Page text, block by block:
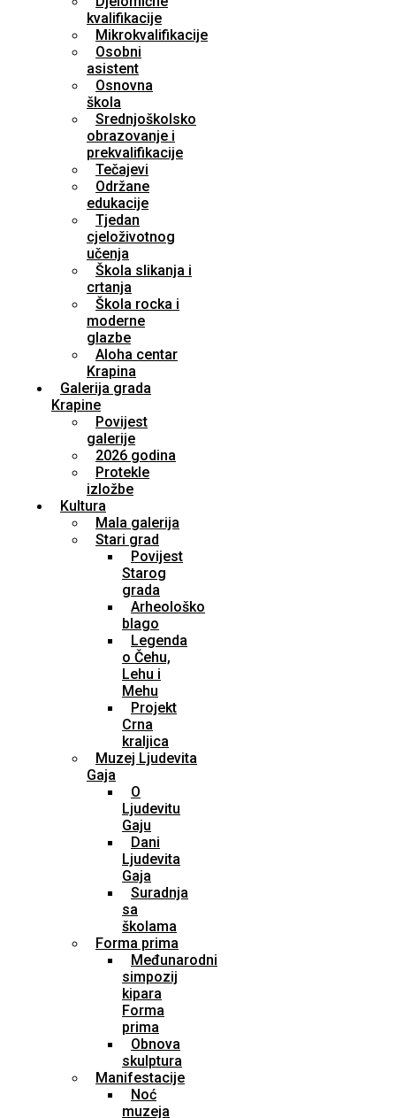
kvalifikacije
Mikrokvalifikacije
Osobni
asistent
Osnovna
škola
Srednjoškolsko
obrazovanje i
prekvalifikacije
Tečajevi
Održane
edukacije
Tjedan
cjeloživotnog
učenja
Škola slikanja i
crtanja
Škola rocka i
moderne
glazbe
Aloha centar
Krapina
Galerija grada
Krapine
Povijest
galerije
2026 godina
Protekle
izložbe
Kultura
Mala galerija
Stari grad
Povijest
Starog
grada
Arheološko
blago
Legenda
o Čehu,
Lehu i
Mehu
Projekt
Crna
kraljica
Muzej Ljudevita
Gaja
O
Ljudevitu
Gaju
Dani
Ljudevita
Gaja
Suradnja
sa
školama
Forma prima
Međunarodni
simpozij
kipara
Forma
prima
Obnova
skulptura
Manifestacije
Noć
muzeja